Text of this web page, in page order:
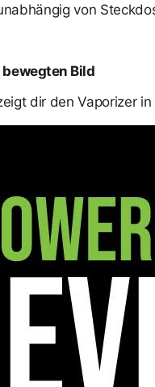
von
Bild
dir den Vaporizer